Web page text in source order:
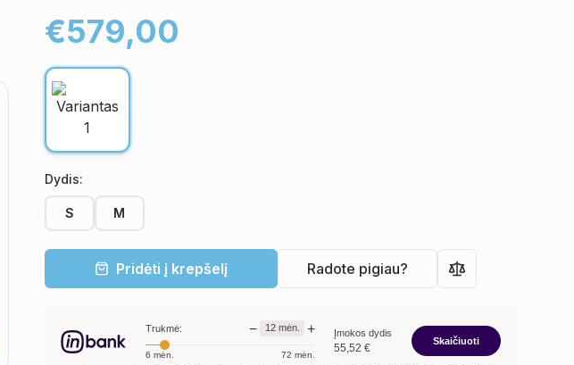
€579,00
Dydis:
S M
Pridėti į krepšelį Radote pigiau?
Trukmė: − 12mėn. +
6 mėn. 72 mėn.
Įmokos dydis
55,52 €
Skaičiuoti